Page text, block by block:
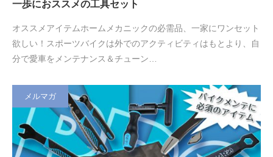
一歩におススメの工具セット
オススメアイテムホームメカニックの必需品、一家にワンセット
欲しい！スポーツバイクは外でのアクティビティはもとより、自
分で愛車をメンテナンス＆チューン…
メルマガ